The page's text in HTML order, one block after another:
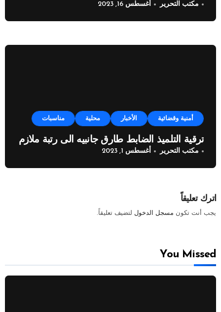
مكتب التحرير أغسطس 16, 2023
أمنية وقضائية الأخبار محلية مناسبات
ترقية التلميذ الضابط طارق جانبيه الى رتبة ملازم
مكتب التحرير أغسطس 1, 2023
اترك تعليقاً
يجب أنت تكون مسجل الدخول لتضيف تعليقاً.
You Missed